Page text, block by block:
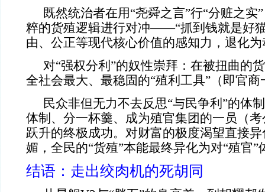
既然统治者在用“尧舜之言”行“分赃之实
粹的货殖逻辑进行对冲——“抓到钱就是好
由、公正等现代核心价值的感知力，退化
对“强权分利”的奴性崇拜：在被扭曲的
全社会最大、最稳固的“殖利工具”（即官
民众非但无力不去反思“与民争利”的体
体制、分一杯羹、成为殖官集团的一员（
跃升的终极成功。对财富的极度渴望直接
媚，全民的“货殖”本能最终异化为对“殖官”
结语：走出绞肉机的死胡同